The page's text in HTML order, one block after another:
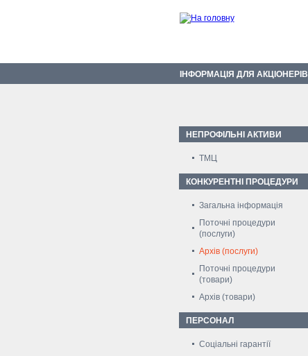
ІНФОРМАЦІЯ ДЛЯ
НЕПРОФІЛЬНІ АКТИВИ
ТМЦ
КОНКУРЕНТНІ ПРОЦЕДУРИ
Загальна інформація
Поточні процедури
(послуги)
Архів (послуги)
Поточні процедури
(товари)
Архів (товари)
ПЕРСОНАЛ
Соціальні гарантії